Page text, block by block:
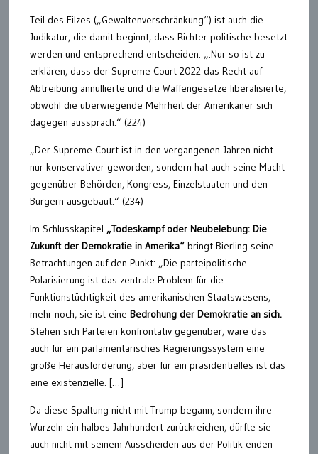
Teil des Filzes („Gewaltenverschränkung“) ist auch die
Judikatur, die damit beginnt, dass Richter politische besetzt
werden und entsprechend entscheiden: „.Nur so ist zu
erklären, dass der Supreme Court 2022 das Recht auf
Abtreibung annullierte und die Waffengesetze liberalisierte,
obwohl die überwiegende Mehrheit der Amerikaner sich
dagegen aussprach.“ (224)
„Der Supreme Court ist in den vergangenen Jahren nicht
nur konservativer geworden, sondern hat auch seine Macht
gegenüber Behörden, Kongress, Einzelstaaten und den
Bürgern ausgebaut.“ (234)
Im Schlusskapitel „Todeskampf oder Neubelebung: Die
Zukunft der Demokratie in Amerika“ bringt Bierling seine
Betrachtungen auf den Punkt: „Die parteipolitische
Polarisierung ist das zentrale Problem für die
Funktionstüchtigkeit des amerikanischen Staatswesens,
mehr noch, sie ist eine Bedrohung der Demokratie an sich.
Stehen sich Parteien konfrontativ gegenüber, wäre das
auch für ein parlamentarisches Regierungssystem eine
große Herausforderung, aber für ein präsidentielles ist das
eine existenzielle. […]
Da diese Spaltung nicht mit Trump begann, sondern ihre
Wurzeln ein halbes Jahrhundert zurückreichen, dürfte sie
auch nicht mit seinem Ausscheiden aus der Politik enden –